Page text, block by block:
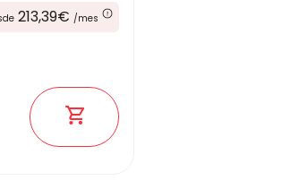
o varias opciones)
213,39€ /mes